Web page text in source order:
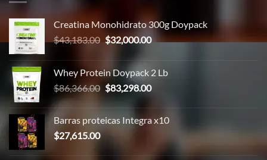
Creatina Monohidrato 300g Doypack
$43,183.00 El
original
era:
$43,183.00.
$32,000.00El
es:
$32,000.00.
Whey Protein Doypack 2 Lb
$86,366.00 El
precio
era:
$86,366.00.
$83,298.00El
es:
$83,298.00.
Barras proteicas Integra x10
$27,615.00